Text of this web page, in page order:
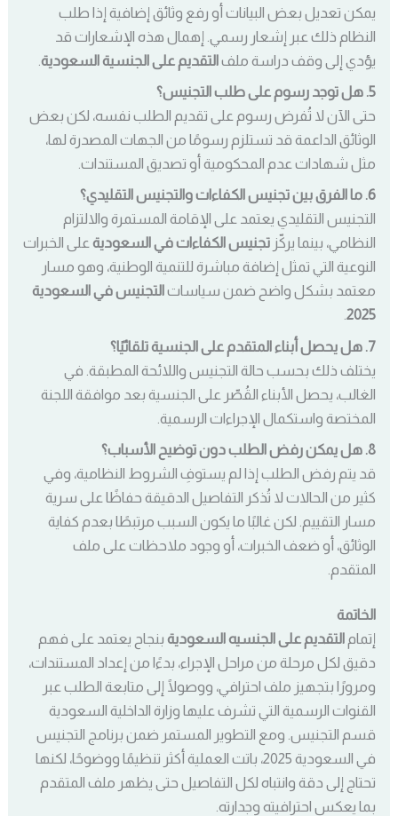
يمكن تعديل بعض البيانات أو رفع وثائق إضافية إذا طلب
النظام ذلك عبر إشعار رسمي. إهمال هذه الإشعارات قد
يؤدي إلى وقف دراسة ملفالتقديم على الجنسية السعودية
5. هل توجد رسوم على طلب التجنيس؟
حتى الآن لا تُفرض رسوم على تقديم الطلب نفسه، لكن بعض
الوثائق الداعمة قد تستلزم رسومًا من الجهات المصدرة لها،
مثل شهادات عدم المحكومية أو تصديق المستندات.
6. ما الفرق بين تجنيس الكفاءات والتجنيس التقليدي؟
التجنيس التقليدي يعتمد على الإقامة المستمرة والالتزام
النظامي، بينما يركّزتجنيس الكفاءات في السعودية على الخبرات
النوعية التي تمثل إضافة مباشرة للتنمية الوطنية، وهو مسار
معتمد بشكل واضح ضمن سياسات التجنيس في السعودية
2025
7. هل يحصل أبناء المتقدم على الجنسية تلقائيًا؟
يختلف ذلك بحسب حالة التجنيس واللائحة المطبقة. في
الغالب، يحصل الأبناء القُصّر على الجنسية بعد موافقة اللجنة
المختصة واستكمال الإجراءات الرسمية.
8. هل يمكن رفض الطلب دون توضيح الأسباب؟
قد يتم رفض الطلب إذا لم يستوفِ الشروط النظامية، وفي
كثير من الحالات لا تُذكر التفاصيل الدقيقة حفاظًا على سرية
مسار التقييم. لكن غالبًا ما يكون السبب مرتبطًا بعدم كفاية
الوثائق، أو ضعف الخبرات، أو وجود ملاحظات على ملف
المتقدم.
الخاتمة
إتمام التقديم على الجنسيه السعودية بنجاح يعتمد على فهم
دقيق لكل مرحلة من مراحل الإجراء، بدءًا من إعداد المستندات،
ومرورًا بتجهيز ملف احترافي، ووصولًا إلى متابعة الطلب عبر
القنوات الرسمية التي تشرف عليها وزارة الداخلية السعودية
قسم التجنيس. ومع التطوير المستمر ضمن برنامج التجنيس
في السعودية 2025، باتت العملية أكثر تنظيمًا ووضوحًا، لكنها
تحتاج إلى دقة وانتباه لكل التفاصيل حتى يظهر ملف المتقدم
بما يعكس احترافيته وجدارته.